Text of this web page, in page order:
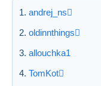
andrej_ns
oldinnthings
allouchka1
TomKot